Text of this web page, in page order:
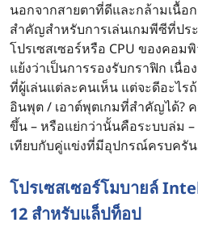
นอกจากสายตาที่ดีและกล้ามเนื้อ
สําคัญสําหรับการเล่นเกมพีซีที่ปร
โปรเซสเซอร์หรือ CPU ของคอ
แย้งว่าเป็นการรองรับกราฟิก เนื่
ที่ผู้เล่นแต่ละคนเห็น แต่จะดีอะไร
อินพุต / เอาต์พุตเกมที่สําคัญได้?
ขึ้น – หรือแย่กว่านั้นคือระบบล่ม –
เทียบกับคู่แข่งที่มีอุปกรณ์ครบครัน
โปรเซสเซอร์โมบายล์
12 สําหรับแล็ปท็อป